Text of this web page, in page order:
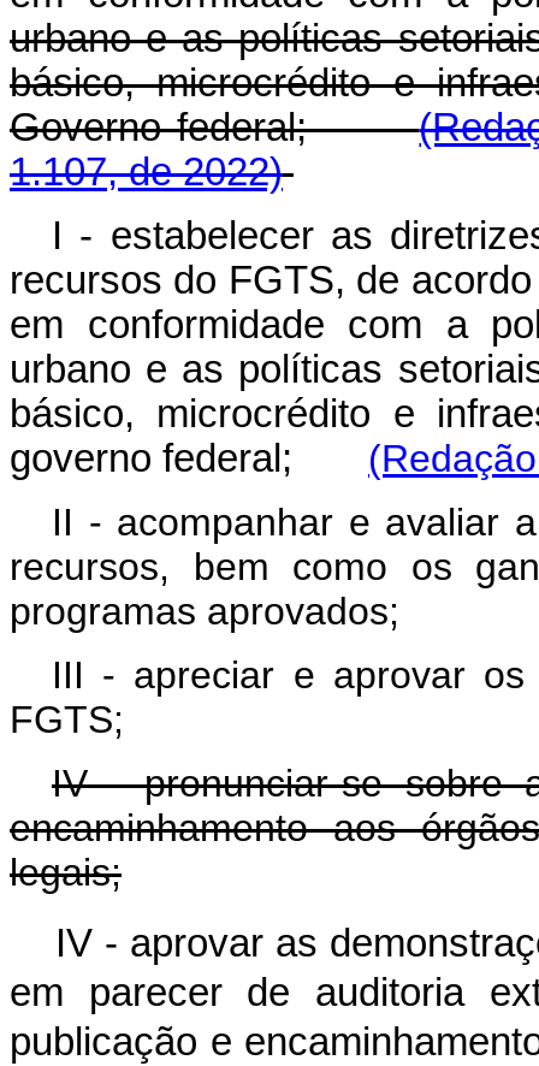
urbano e as políticas
básico, microcrédito e
Governo federal;
1.107, de 2022)
I - estabelecer as
recursos do FGTS, de
em conformidade com a
urbano e as políticas
básico, microcrédito e
governo federal;
II - acompanhar e avaliar
recursos, bem como os
programas aprovados;
III - apreciar e aprovar os
FGTS;
IV - pronunciar-se sobre
encaminhamento aos
legais;
IV - aprovar as
em parecer de auditoria
publicação e